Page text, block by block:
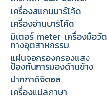
เครื่องสแกนบาร์โค้ด
เครื่องอ่านบาร์โค้ด
มิเตอร์ meter เครื่องมือวัด
ทางอุตสาหกรรม
แผ่นจอกรองกรองแสง
ป้องกันการมองด้านข้าง
ปากกาดิจิตอล
เครื่องแปลภาษา